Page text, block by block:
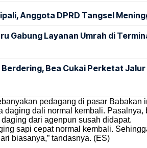
Anggota DPRD Tangsel
Gabung Layanan Umrah di
Bea Cukai Perketat Jalur
pedagang di pasar Babakan
daging dali normal kembali. Pasalnya,
dari agenpun susah didapat.
sapi cepat normal kembali.
biasanya,” tandasnya. (ES)